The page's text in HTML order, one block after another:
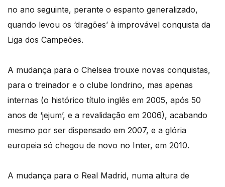
no ano seguinte, perante o espanto generalizado,
quando levou os ‘dragões’ à improvável conquista da
Liga dos Campeões.
A mudança para o Chelsea trouxe novas conquistas,
para o treinador e o clube londrino, mas apenas
internas (o histórico título inglês em 2005, após 50
anos de ‘jejum’, e a revalidação em 2006), acabando
mesmo por ser dispensado em 2007, e a glória
europeia só chegou de novo no Inter, em 2010.
A mudança para o Real Madrid, numa altura de